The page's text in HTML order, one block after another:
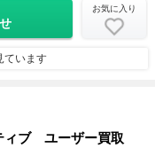
お気に入り
ています
ィブ ユーザー買取